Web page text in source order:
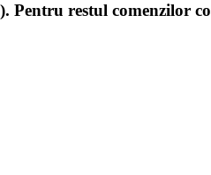
restul comenzilor